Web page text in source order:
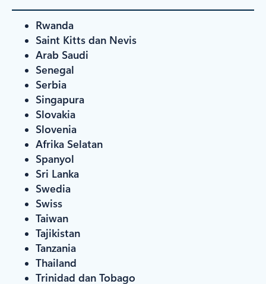
Rwanda
Saint Kitts dan Nevis
Arab Saudi
Senegal
Serbia
Singapura
Slovakia
Slovenia
Afrika Selatan
Spanyol
Sri Lanka
Swedia
Swiss
Taiwan
Tajikistan
Tanzania
Thailand
Trinidad dan Tobago